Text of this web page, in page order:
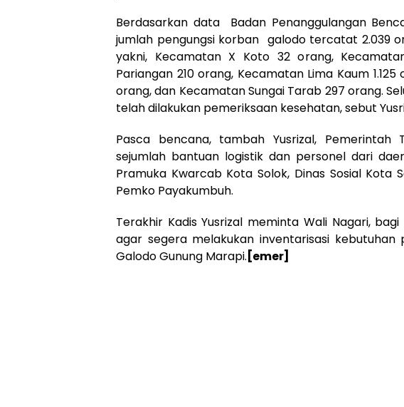
Berdasarkan data Badan Penanggulangan
jumlah pengungsi korban galodo tercatat 2.039
yakni, Kecamatan X Koto 32 orang,
Pariangan 210 orang, Kecamatan Lima Kaum
orang, dan Kecamatan Sungai Tarab 297 orang.
telah dilakukan pemeriksaan kesehatan, sebut
Pasca bencana, tambah Yusrizal,
sejumlah bantuan logistik dan personel dari
Pramuka Kwarcab Kota Solok, Dinas Sosial Kota
Pemko Payakumbuh.
Terakhir Kadis Yusrizal meminta Wali Nagari,
agar segera melakukan inventarisasi
Galodo Gunung Marapi. [emer]